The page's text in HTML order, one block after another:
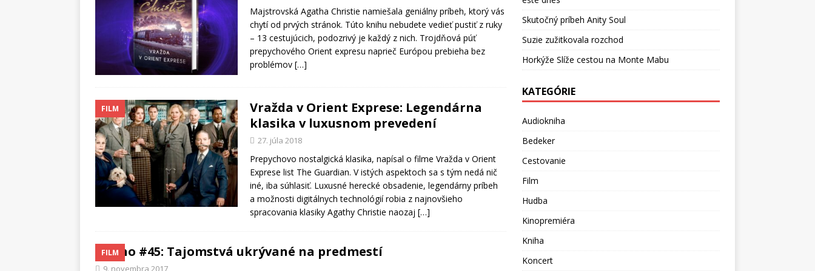
Majstrovská Agatha Christie namiešala geniálny príbeh, ktorý vás
chytí od prvých stránok. Túto knihu nebudete vedieť pustiť z ruky
– 13 cestujúcich, podozrivý je každý z nich. Trojdňová púť
prepychového Orient expresu naprieč Európou prebieha bez
problémov […]
FILM
Vražda v Orient Exprese: Legendárna
klasika v luxusnom prevedení
27. júla 2018
Prepychovo nostalgická klasika, napísal o filme Vražda v Orient
Exprese list The Guardian. V istých aspektoch sa s tým nedá nič
iné, iba súhlasiť. Luxusné herecké obsadenie, legendárny príbeh
a možnosti digitálnych technológií robia z najnovšieho
spracovania klasiky Agathy Christie naozaj […]
FILM
Kino #45: Tajomstvá ukrývané na predmestí
9. novembra 2017
Skutočný príbeh Anity Soul
Suzie zužitkovala rozchod
Horkýže Slíže cestou na Monte Mabu
KATEGÓRIE
Audiokniha
Bedeker
Cestovanie
Film
Hudba
Kinopremiéra
Kniha
Koncert